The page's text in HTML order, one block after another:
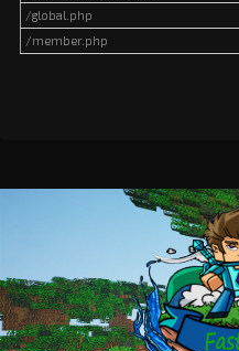
/global.php
/member.php